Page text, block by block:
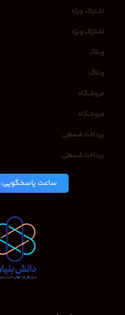
اشتراک ویژه
اشتراک ویژه
وبلاگ
وبلاگ
فروشگاه
فروشگاه
پرداخت قسطی
پرداخت قسطی
ساعت پاسخگویی: 8 الی 14